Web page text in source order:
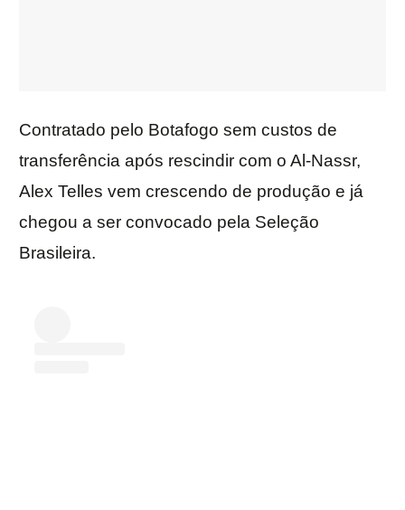
Contratado pelo Botafogo sem custos de
transferência após rescindir com o Al-Nassr,
Alex Telles vem crescendo de produção e já
chegou a ser convocado pela Seleção
Brasileira.